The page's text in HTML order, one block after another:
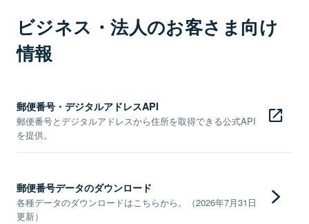
ビジネス・法人のお客さま向け
情報
郵便番号・デジタルアドレスAPI
郵便番号とデジタルアドレスから住所を取得できる公式API
を提供。
郵便番号データのダウンロード
各種データのダウンロードはこちらから。（2026年7月31日
更新）